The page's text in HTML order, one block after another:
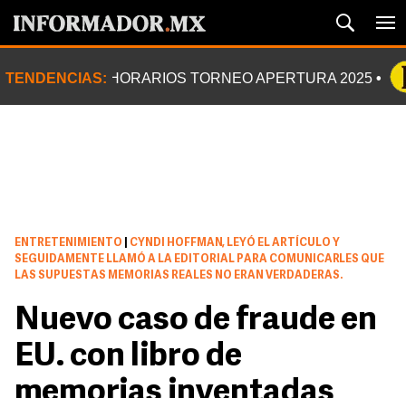
TENDENCIAS: HORARIOS TORNEO APERTURA 2025
ENTRETENIMIENTO
CYNDI HOFFMAN, LEYÓ EL ARTÍCULO Y
SEGUIDAMENTE LLAMÓ A LA EDITORIAL PARA COMUNICARLES QUE
LAS SUPUESTAS MEMORIAS REALES NO ERAN VERDADERAS.
Nuevo caso de fraude en
EU. con libro de